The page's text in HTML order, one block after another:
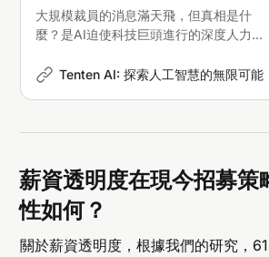
大規模裁員的消息滿天飛，但真相是什
麼？是AI迫使科技巨頭進行的深度人力重
Tenten AI: 探索人工智慧的無限可能
薪資透明度在現今招募策
性如何？
關於薪資透明度，根據我們的研究，